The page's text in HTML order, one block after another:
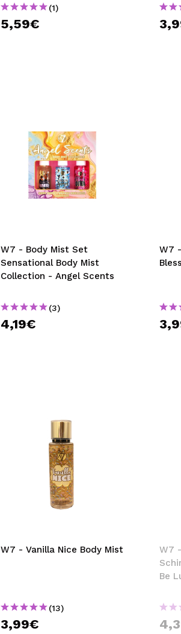
(1)
5,59€
W7 - Body Mist Set
Sensational Body Mist
Collection - Angel Scents
(3)
4,19€
W7
W7 - Vanilla Nice Body Mist
(13)
3,99€
W7
Be